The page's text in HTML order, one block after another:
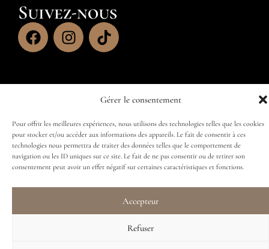
Gérer le consentement
Pour offrir les meilleures expériences, nous utilisons des technologies telles que les cookies
pour stocker et/ou accéder aux informations des appareils. Le fait de consentir à ces
technologies nous permettra de traiter des données telles que le comportement de
navigation ou les ID uniques sur ce site. Le fait de ne pas consentir ou de retirer son
consentement peut avoir un effet négatif sur certaines caractéristiques et fonctions.
Accepteur
Refuser
Suivez-nous